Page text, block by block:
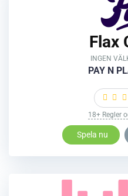
Flax
INGEN
PAY N
18+ Regler
Spela nu